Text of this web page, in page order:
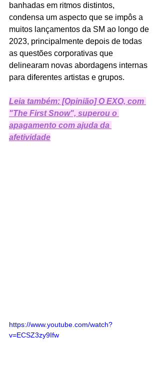
banhadas em ritmos distintos,
condensa um aspecto que se impôs a
muitos lançamentos da SM ao longo de
2023, principalmente depois de todas
as questões corporativas que
delinearam novas abordagens internas
para diferentes artistas e grupos.
Leia também: [Opinião] O EXO, com
"The First Snow", superou o
apagamento com ajuda da
afetividade
https://www.youtube.com/watch?
v=ECSZ3zy9Ifw